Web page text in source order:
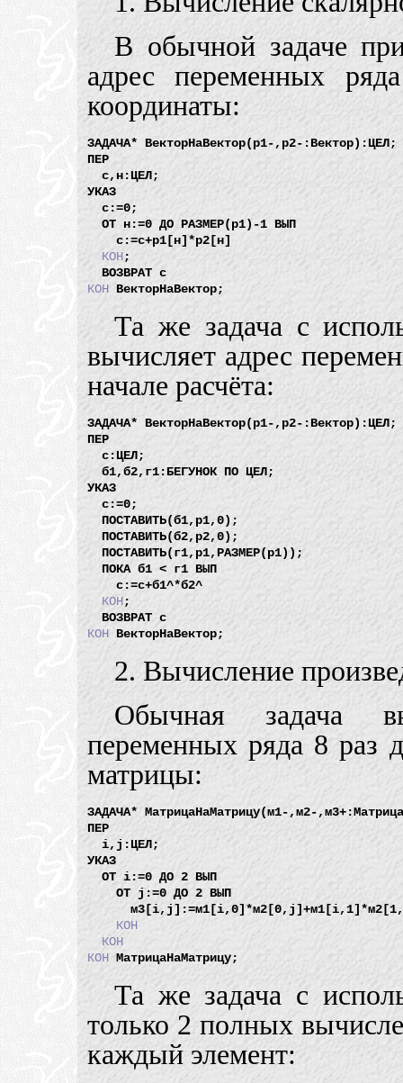
В обычной задаче
адрес переменных
координаты:
ЗАДАЧА* ВекторНаВектор(р1-,р2-:Вектор):ЦЕЛ;
ПЕР
  с,н:ЦЕЛ;
УКАЗ
  с:=0;
  ОТ н:=0 ДО РАЗМЕР(р1)-1 ВЫП
    с:=с+р1[н]*р2[н]
КОН;
КОН
Та же задача с
вычисляет адрес
начале расчёта:
ЗАДАЧА* ВекторНаВектор(р1-,р2-:Вектор):ЦЕЛ;
ПЕР
  с:ЦЕЛ;
  б1,б2,г1:БЕГУНОК ПО ЦЕЛ;
УКАЗ
  с:=0;
  ПОСТАВИТЬ(б1,р1,0);
  ПОСТАВИТЬ(б2,р2,0);
  ПОСТАВИТЬ(г1,р1,РАЗМЕР(р1));
  ПОКА б1 < г1 ВЫП
    с:=с+б1^*б2^
КОН;
КОН
2. Вычисление
Обычная задача
переменных ряда 8 раз
матрицы:
ЗАДАЧА* МатрицаНаМатрицу(м1-,м2-
ПЕР
  i,j:ЦЕЛ;
УКАЗ
  ОТ i:=0 ДО 2 ВЫП
    ОТ j:=0 ДО 2 ВЫП
КОН
КОН
КОН
Та же задача с
только 2 полных
каждый элемент: